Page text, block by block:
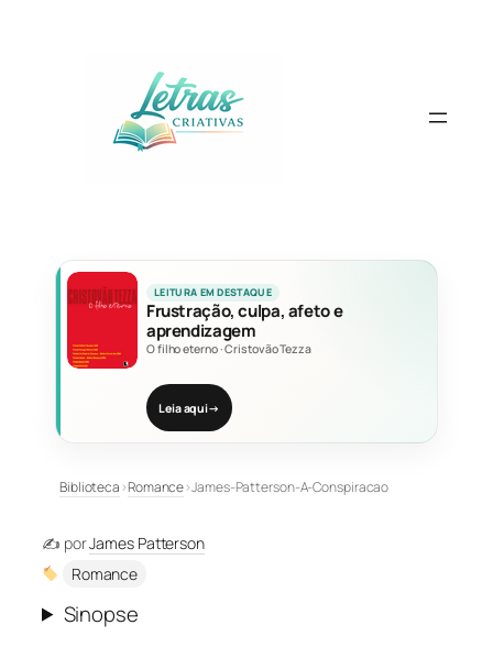
LEITURA EM DESTAQUE
Frustração, culpa, afeto e
aprendizagem
O filho eterno·Cristovão Tezza
Leia aqui→
Biblioteca›Romance›James-Patterson-A-Conspiracao
✍️ porJames Patterson
Romance
Sinopse